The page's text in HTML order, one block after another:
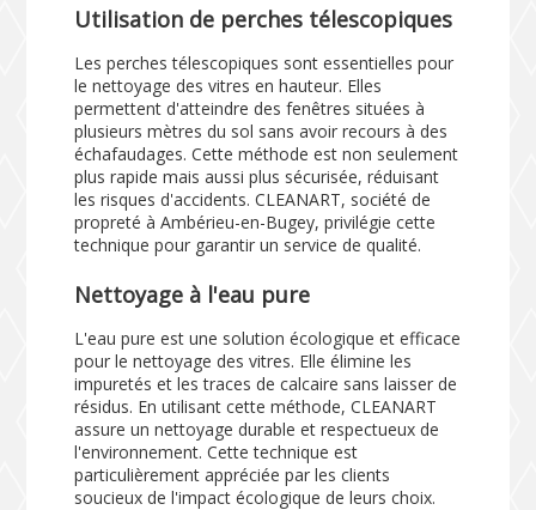
Utilisation de perches télescopiques
Les perches télescopiques sont essentielles pour
le nettoyage des vitres en hauteur. Elles
permettent d'atteindre des fenêtres situées à
plusieurs mètres du sol sans avoir recours à des
échafaudages. Cette méthode est non seulement
plus rapide mais aussi plus sécurisée, réduisant
les risques d'accidents. CLEANART, société de
propreté à Ambérieu-en-Bugey, privilégie cette
technique pour garantir un service de qualité.
Nettoyage à l'eau pure
L'eau pure est une solution écologique et efficace
pour le nettoyage des vitres. Elle élimine les
impuretés et les traces de calcaire sans laisser de
résidus. En utilisant cette méthode, CLEANART
assure un nettoyage durable et respectueux de
l'environnement. Cette technique est
particulièrement appréciée par les clients
soucieux de l'impact écologique de leurs choix.